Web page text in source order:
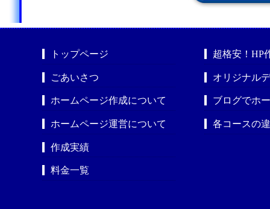
トップページ
ごあいさつ
ホームページ作成について
ホームページ運営について
作成実績
料金一覧
超格安！HP
オリジナル
ブログでホ
各コースの